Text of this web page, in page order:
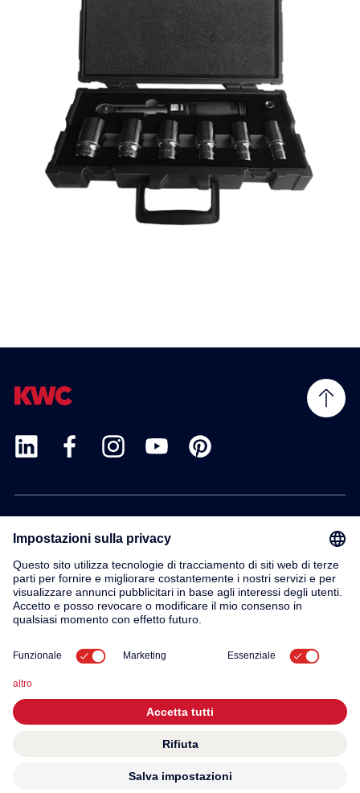
Prodotti
Servizio
Contatto
© 2026 KWC Group AG
Termini e condizioni generali